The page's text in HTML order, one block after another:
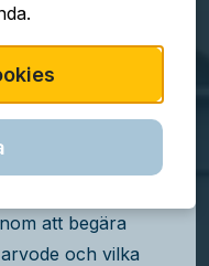
i
att begära
och vilka